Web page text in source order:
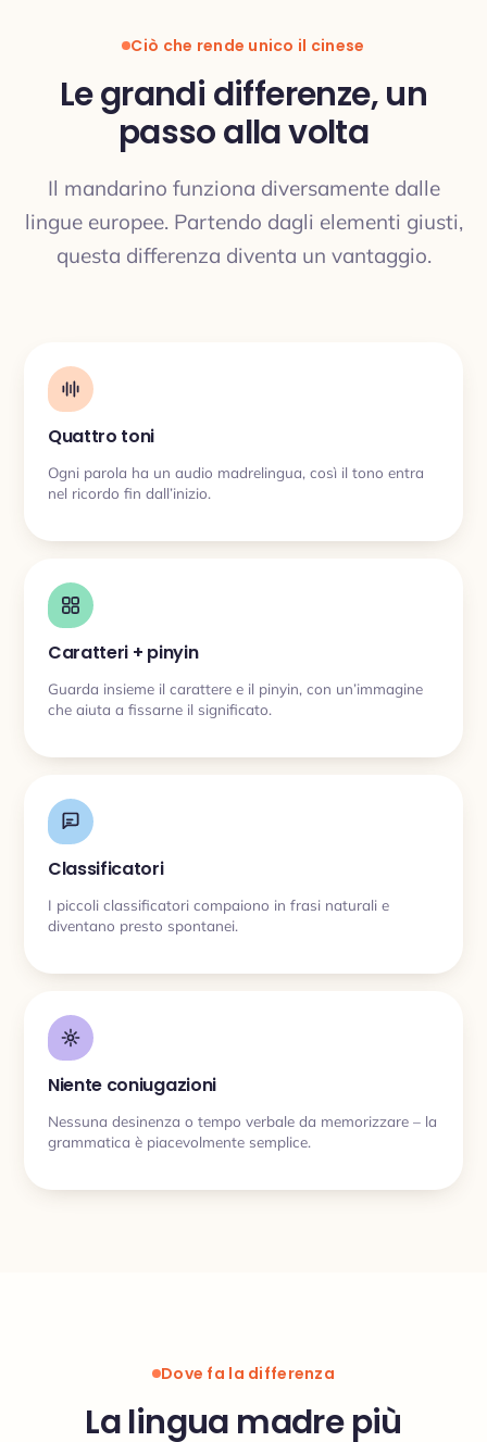
TRADUZIONE
Ciò che rende unico il cinese
Le grandi differenze, un
passo alla volta
Il mandarino funziona diversamente dalle
lingue europee. Partendo dagli elementi giusti,
questa differenza diventa un vantaggio.
Quattro toni
Ogni parola ha un audio madrelingua, così il tono entra
nel ricordo fin dall’inizio.
Caratteri + pinyin
Guarda insieme il carattere e il pinyin, con un’immagine
che aiuta a fissarne il significato.
Classificatori
I piccoli classificatori compaiono in frasi naturali e
diventano presto spontanei.
Niente coniugazioni
Nessuna desinenza o tempo verbale da memorizzare – la
grammatica è piacevolmente semplice.
Dove fa la differenza
La lingua madre più